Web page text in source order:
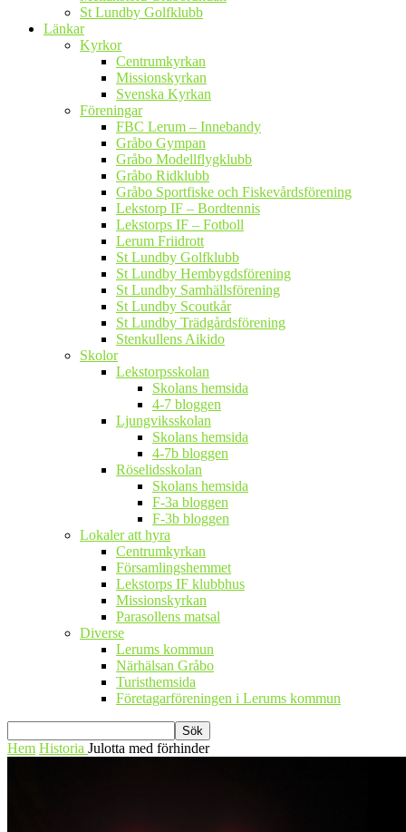
St Lundby Golfklubb
Länkar
Kyrkor
Centrumkyrkan
Missionskyrkan
Svenska Kyrkan
Föreningar
FBC Lerum – Innebandy
Gråbo Gympan
Gråbo Modellflygklubb
Gråbo Ridklubb
Gråbo Sportfiske och Fiskevårdsförening
Lekstorp IF – Bordtennis
Lekstorps IF – Fotboll
Lerum Friidrott
St Lundby Golfklubb
St Lundby Hembygdsförening
St Lundby Samhällsförening
St Lundby Scoutkår
St Lundby Trädgårdsförening
Stenkullens Aikido
Skolor
Lekstorpsskolan
Skolans hemsida
4-7 bloggen
Ljungviksskolan
Skolans hemsida
4-7b bloggen
Röselidsskolan
Skolans hemsida
F-3a bloggen
F-3b bloggen
Lokaler att hyra
Centrumkyrkan
Församlingshemmet
Lekstorps IF klubbhus
Missionskyrkan
Parasollens matsal
Diverse
Lerums kommun
Närhälsan Gråbo
Turisthemsida
Företagarföreningen i Lerums kommun
Hem Historia Julotta med förhinder